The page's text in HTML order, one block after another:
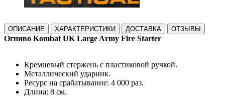
ОПИСАНИЕ ХАРАКТЕРИСТИКИ ДОСТАВКА ОТЗЫВЫ
Огниво Kombat UK Large Army Fire Starter
Кремневый стержень с пластиковой ручкой.
Металлический ударник.
Ресурс на срабатывание: 4 000 раз.
Длина: 8 см.